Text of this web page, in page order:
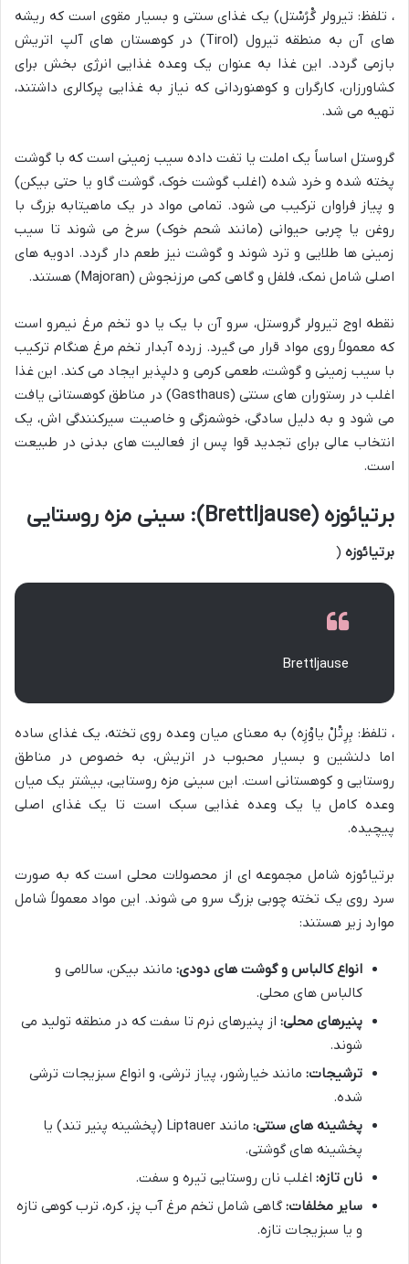
، تلفظ: تیرولر گْرُسْتل) یک غذای سنتی و بسیار مقوی است که ریشه
های آن به منطقه تیرول (Tirol) در کوهستان های آلپ اتریش
بازمی گردد. این غذا به عنوان یک وعده غذایی انرژی بخش برای
کشاورزان، کارگران و کوهنوردانی که نیاز به غذایی پرکالری داشتند،
تهیه می شد.
گروستل اساساً یک املت یا تفت داده سیب زمینی است که با گوشت
پخته شده و خرد شده (اغلب گوشت خوک، گوشت گاو یا حتی بیکن)
و پیاز فراوان ترکیب می شود. تمامی مواد در یک ماهیتابه بزرگ با
روغن یا چربی حیوانی (مانند شحم خوک) سرخ می شوند تا سیب
زمینی ها طلایی و ترد شوند و گوشت نیز طعم دار گردد. ادویه های
اصلی شامل نمک، فلفل و گاهی کمی مرزنجوش (Majoran) هستند.
نقطه اوج تیرولر گروستل، سرو آن با یک یا دو تخم مرغ نیمرو است
که معمولاً روی مواد قرار می گیرد. زرده آبدار تخم مرغ هنگام ترکیب
با سیب زمینی و گوشت، طعمی کرمی و دلپذیر ایجاد می کند. این غذا
اغلب در رستوران های سنتی (Gasthaus) در مناطق کوهستانی یافت
می شود و به دلیل سادگی، خوشمزگی و خاصیت سیرکنندگی اش، یک
انتخاب عالی برای تجدید قوا پس از فعالیت های بدنی در طبیعت
است.
برتیائوزه (Brettljause): سینی مزه روستایی
برتیائوزه (
Brettljause
، تلفظ: بِرِتْلْ یاوْزِه) به معنای میان وعده روی تخته، یک غذای ساده
اما دلنشین و بسیار محبوب در اتریش، به خصوص در مناطق
روستایی و کوهستانی است. این سینی مزه روستایی، بیشتر یک میان
وعده کامل یا یک وعده غذایی سبک است تا یک غذای اصلی
پیچیده.
برتیائوزه شامل مجموعه ای از محصولات محلی است که به صورت
سرد روی یک تخته چوبی بزرگ سرو می شوند. این مواد معمولاً شامل
موارد زیر هستند:
انواع کالباس و گوشت های دودی: مانند بیکن، سالامی و
کالباس های محلی.
پنیرهای محلی: از پنیرهای نرم تا سفت که در منطقه تولید می
شوند.
ترشیجات: مانند خیارشور، پیاز ترشی، و انواع سبزیجات ترشی
شده.
پخشینه های سنتی:
مانند Liptauer (پخشینه پنیر تند) یا
پخشینه های گوشتی.
نان تازه: اغلب نان روستایی تیره و سفت.
سایر مخلفات: گاهی شامل تخم مرغ آب پز، کره، ترب کوهی تازه
و یا سبزیجات تازه.